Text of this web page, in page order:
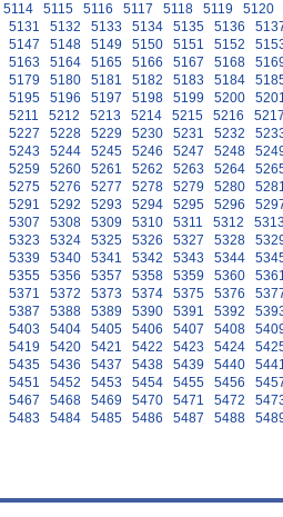
5114 5115 5116 5117 5118 5119
5120
5131 5132 5133 5134 5135 5136
5147 5148 5149 5150 5151 5152
5163 5164 5165 5166 5167 5168
5179 5180 5181 5182 5183 5184
5195 5196 5197 5198 5199 5200
5211 5212 5213 5214 5215 5216
5227 5228 5229 5230 5231 5232
5243 5244 5245 5246 5247 5248
5259 5260 5261 5262 5263 5264
5275 5276 5277 5278 5279 5280
5291 5292 5293 5294 5295 5296
5307 5308 5309 5310 5311 5312
5323 5324 5325 5326 5327 5328
5339 5340 5341 5342 5343 5344
5355 5356 5357 5358 5359 5360
5371 5372 5373 5374 5375 5376
5387 5388 5389 5390 5391 5392
5403 5404 5405 5406 5407 5408
5419 5420 5421 5422 5423 5424
5435 5436 5437 5438 5439 5440
5451 5452 5453 5454 5455 5456
5467 5468 5469 5470 5471 5472
5483 5484 5485 5486 5487 5488